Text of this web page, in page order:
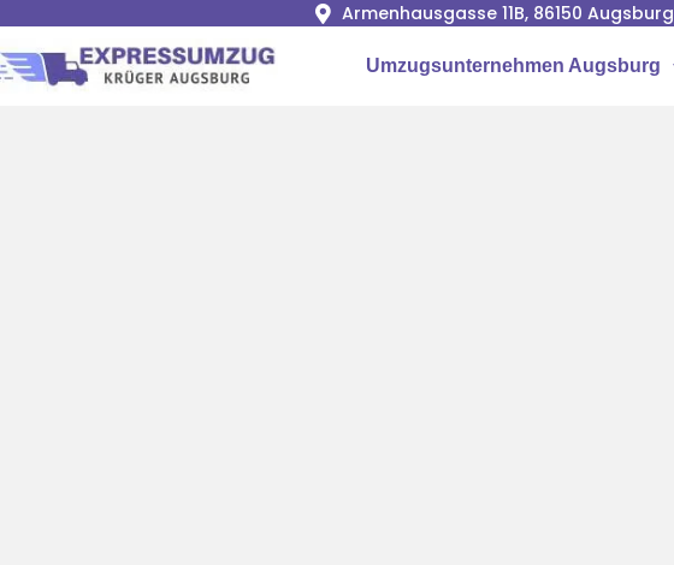
Armenhausgasse 11B, 86150 Augsburg
Umzugsunternehmen Augsburg